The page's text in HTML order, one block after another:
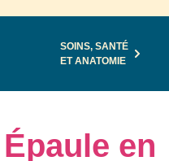
SOINS, SANTÉ
ET ANATOMIE
Épaule en